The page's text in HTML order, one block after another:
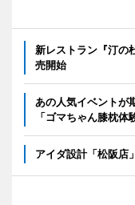
新レストラン『汀の
売開始
あの人気イベントが
「ゴマちゃん膝枕体
アイダ設計「松阪